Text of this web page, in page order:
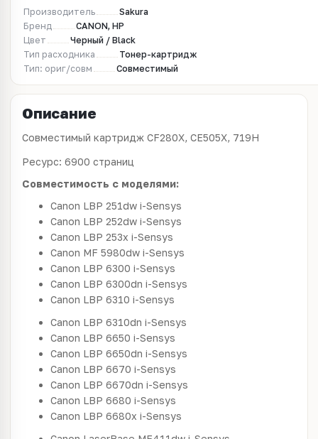
Производитель
Sakura
Бренд
CANON, HP
Цвет
Черный / Black
Тип расходника
Тонер-картридж
Тип: ориг/совм
Совместимый
Описание
Совместимый картридж CF280X, CE505X, 719H
Ресурс: 6900 страниц
Совместимость с моделями:
Canon LBP 251dw i-Sensys
Canon LBP 252dw i-Sensys
Canon LBP 253x i-Sensys
Canon MF 5980dw i-Sensys
Canon LBP 6300 i-Sensys
Canon LBP 6300dn i-Sensys
Canon LBP 6310 i-Sensys
Canon LBP 6310dn i-Sensys
Canon LBP 6650 i-Sensys
Canon LBP 6650dn i-Sensys
Canon LBP 6670 i-Sensys
Canon LBP 6670dn i-Sensys
Canon LBP 6680 i-Sensys
Canon LBP 6680x i-Sensys